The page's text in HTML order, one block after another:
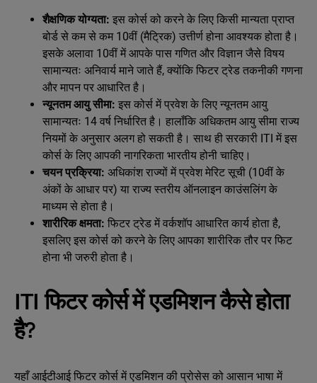
शैक्षणिक योग्यता: इस कोर्स को करने के लिए किसी मान्यता प्राप्त
बोर्ड से कम से कम 10वीं (मैट्रिक) उत्तीर्ण होना आवश्यक होता है।
इसके अलावा 10वीं में आपके पास गणित और विज्ञान जैसे विषय
सामान्यतः अनिवार्य माने जाते हैं, क्योंकि फिटर ट्रेड तकनीकी गणना
और मापन पर आधारित है।
न्यूनतम आयु सीमा: इस कोर्स में प्रवेश के लिए न्यूनतम आयु
सामान्यतः 14 वर्ष निर्धारित है। हालाँकि अधिकतम आयु सीमा राज्य
नियमों के अनुसार अलग हो सकती है। साथ ही सरकारी ITI में इस
कोर्स के लिए आपकी नागरिकता भारतीय होनी चाहिए।
चयन प्रक्रिया: अधिकांश राज्यों में प्रवेश मेरिट सूची (10वीं के
अंकों के आधार पर) या राज्य स्तरीय ऑनलाइन काउंसलिंग के
माध्यम से होता है।
शारीरिक क्षमता: फिटर ट्रेड में वर्कशॉप आधारित कार्य होता है,
इसलिए इस कोर्स को करने के लिए आपका शारीरिक तौर पर फिट
होना भी जरुरी होता है।
ITI फिटर कोर्स में एडमिशन कैसे होता
है?
यहाँ आईटीआई फिटर कोर्स में एडमिशन की प्रोसेस को आसान भाषा में